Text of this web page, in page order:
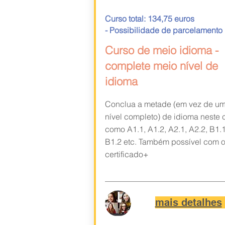
Curso total: 134,75 euros
- Possibilidade de parcelamento
Curso de meio idioma -
complete meio nível de
idioma
Conclua a metade (em vez de
nível completo) de idioma neste
como A1.1, A1.2, A2.1, A2.2,
B1.2 etc. Também possível com o
certificado+
mais detalhes